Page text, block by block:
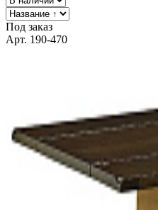
Под заказ
Арт. 190-470